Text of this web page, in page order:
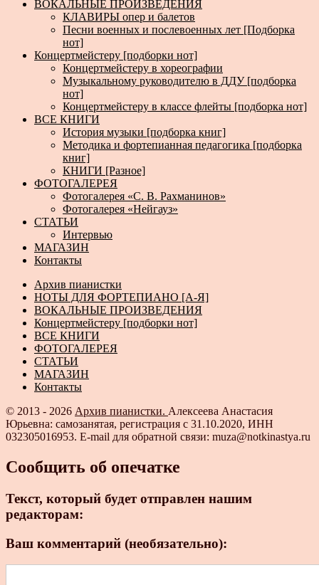
ВОКАЛЬНЫЕ ПРОИЗВЕДЕНИЯ
КЛАВИРЫ опер и балетов
Песни военных и послевоенных лет [Подборка
нот]
Концертмейстеру [подборки нот]
Концертмейстеру в хореографии
Музыкальному руководителю в ДДУ [подборка
нот]
Концертмейстеру в классе флейты [подборка нот]
ВСЕ КНИГИ
История музыки [подборка книг]
Методика и фортепианная педагогика [подборка
книг]
КНИГИ [Разное]
ФОТОГАЛЕРЕЯ
Фотогалерея «С. В. Рахманинов»
Фотогалерея «Нейгауз»
СТАТЬИ
Интервью
МАГАЗИН
Контакты
Архив пианистки
НОТЫ ДЛЯ ФОРТЕПИАНО [А-Я]
ВОКАЛЬНЫЕ ПРОИЗВЕДЕНИЯ
Концертмейстеру [подборки нот]
ВСЕ КНИГИ
ФОТОГАЛЕРЕЯ
СТАТЬИ
МАГАЗИН
Контакты
© 2013 - 2026 Архив пианистки. Алексеева Анастасия
Юрьевна: самозанятая, регистрация с 31.10.2020, ИНН
032305016953. E-mail для обратной связи: muza@notkinastya.ru
Сообщить об опечатке
Текст, который будет отправлен нашим
редакторам:
Ваш комментарий (необязательно):